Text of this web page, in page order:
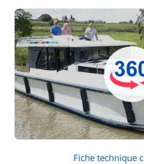
Fiche technique